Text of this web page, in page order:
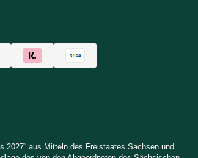
2027“ aus Mitteln des Freistaates Sachsen und